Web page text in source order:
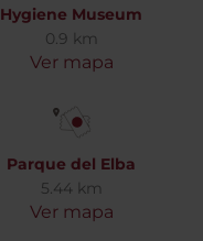
Hygiene Museum
0.9 km
Ver mapa
Parque del Elba
5.44 km
Ver mapa